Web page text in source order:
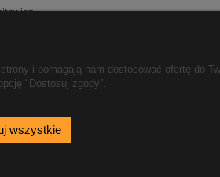
i pomagają nam dostosować ofertę
"Dostosuj zgody".
wszystkie